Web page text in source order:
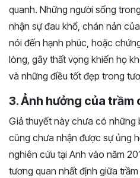
quanh. Những người sống
nhận sự đau khổ, chán nản
nói đến hạnh phúc, hoặc
lòng, gây thất vọng khiến họ
và những điều tốt đẹp trong
3. Ảnh hưởng của trầm
Giả thuyết này chưa có những
cũng chưa nhận được sự ủng
nghiên cứu tại Anh vào năm
tương quan nhất định giữa